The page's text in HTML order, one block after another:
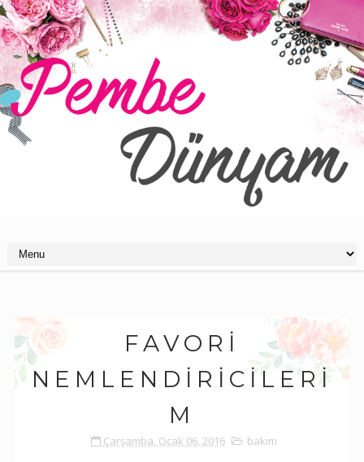
FAVORİ
NEMLENDİRİCİLERİ
M
Çarşamba, Ocak 06, 2016 bakım